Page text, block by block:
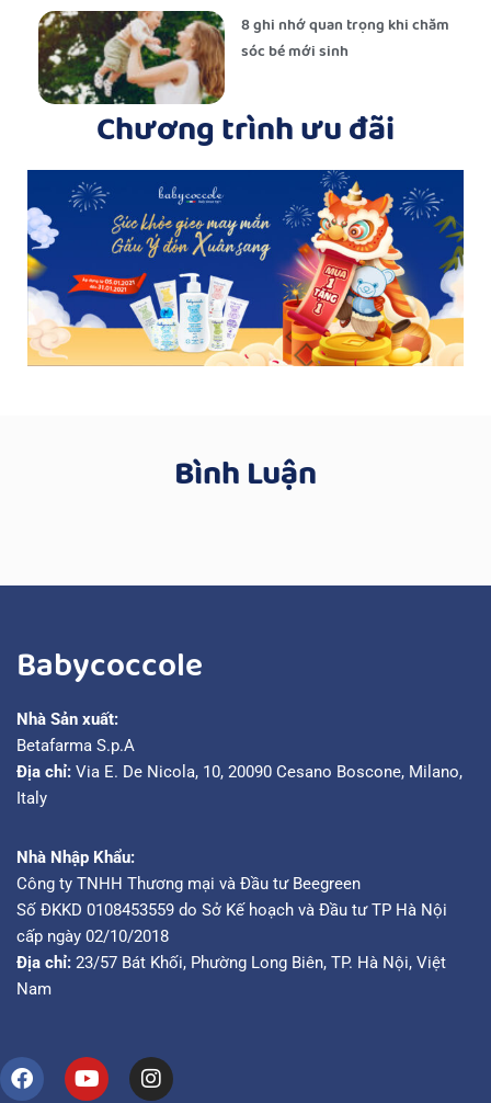
8 ghi nhớ quan trọng khi chăm
sóc bé mới sinh
Chương trình ưu đãi
Bình Luận
Babycoccole
Nhà Sản xuất:
Betafarma S.p.A
Địa chỉ: Via E. De Nicola, 10, 20090 Cesano Boscone, Milano,
Italy
Nhà Nhập Khẩu:
Công ty TNHH Thương mại và Đầu tư Beegreen
Số ĐKKD 0108453559 do Sở Kế hoạch và Đầu tư TP Hà Nội
cấp ngày 02/10/2018
Địa chỉ: 23/57 Bát Khối, Phường Long Biên, TP. Hà Nội, Việt
Nam